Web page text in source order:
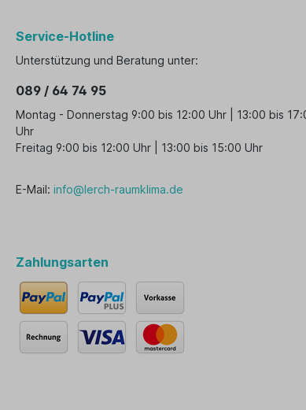
Service-Hotline
Unterstützung und Beratung unter:
089 / 64 74 95
Montag - Donnerstag 9:00 bis 12:00 Uhr | 13:00 bis
Uhr
Freitag 9:00 bis 12:00 Uhr | 13:00 bis 15:00 Uhr
E-Mail: info@lerch-raumklima.de
Zahlungsarten